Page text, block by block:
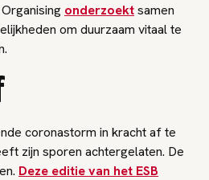
onderzoektsamen
om duurzaam vitaal te
coronastorm in kracht af te
zijn sporen achtergelaten. De
Deze editie van het ESB